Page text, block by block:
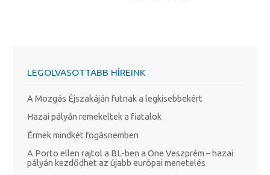
LEGOLVASOTTABB HÍREINK
A Mozgás Éjszakáján futnak a legkisebbekért
Hazai pályán remekeltek a fiatalok
Érmek mindkét fogásnemben
A Porto ellen rajtol a BL-ben a One Veszprém – hazai
pályán kezdődhet az újabb európai menetelés